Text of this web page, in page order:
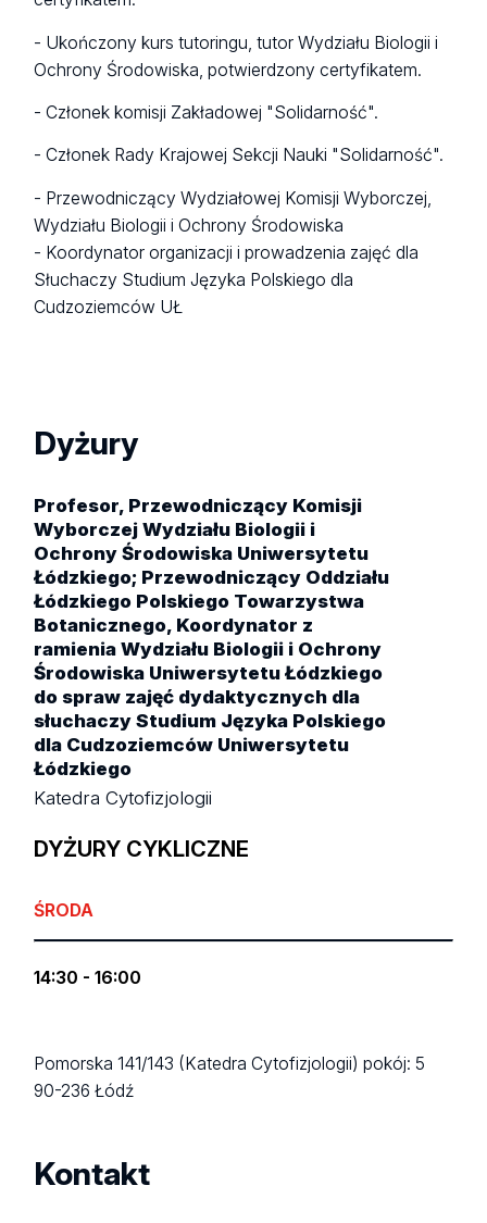
- Ukończony kurs tutoringu, tutor Wydziału Biologii i
Ochrony Środowiska, potwierdzony certyfikatem.
- Członek komisji Zakładowej "Solidarność".
- Członek Rady Krajowej Sekcji Nauki "Solidarność".
- Przewodniczący Wydziałowej Komisji Wyborczej,
Wydziału Biologii i Ochrony Środowiska
- Koordynator organizacji i prowadzenia zajęć dla
Słuchaczy Studium Języka Polskiego dla
Cudzoziemców UŁ
Dyżury
Profesor, Przewodniczący Komisji
Wyborczej Wydziału Biologii i
Ochrony Środowiska Uniwersytetu
Łódzkiego; Przewodniczący Oddziału
Łódzkiego Polskiego Towarzystwa
Botanicznego, Koordynator z
ramienia Wydziału Biologii i Ochrony
Środowiska Uniwersytetu Łódzkiego
do spraw zajęć dydaktycznych dla
słuchaczy Studium Języka Polskiego
dla Cudzoziemców Uniwersytetu
Łódzkiego
Katedra Cytofizjologii
DYŻURY CYKLICZNE
ŚRODA
14:30 - 16:00
Pomorska 141/143 (Katedra Cytofizjologii)pokój: 5
90-236 Łódź
Kontakt